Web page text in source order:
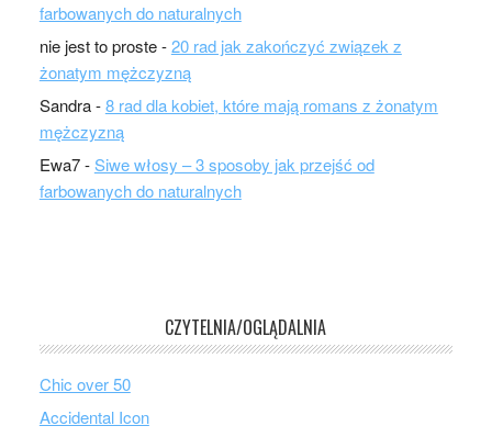
farbowanych do naturalnych
nie jest to proste-20 rad jak zakończyć związek z
żonatym mężczyzną
Sandra-8 rad dla kobiet, które mają romans z żonatym
mężczyzną
Ewa7-Siwe włosy – 3 sposoby jak przejść od
farbowanych do naturalnych
CZYTELNIA/OGLĄDALNIA
Chic over 50
Accidental Icon